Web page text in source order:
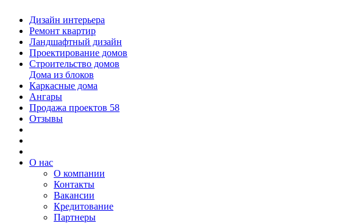
Дизайн интерьера
Ремонт квартир
Ландшафтный дизайн
Проектирование домов
Строительство домов
Дома из блоков
Каркасные дома
Ангары
Продажа проектов 58
Отзывы
О нас
О компании
Контакты
Вакансии
Кредитование
Партнеры